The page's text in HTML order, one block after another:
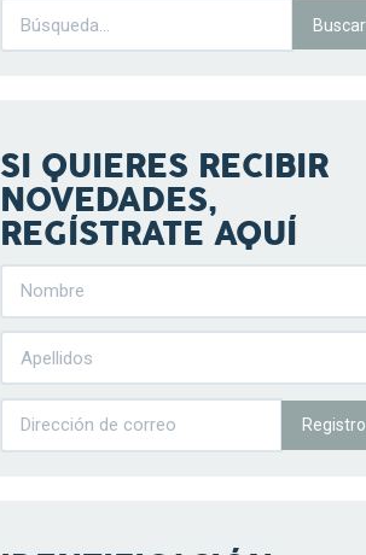
SI QUIERES RECIBIR
NOVEDADES,
REGÍSTRATE AQUÍ
Registro